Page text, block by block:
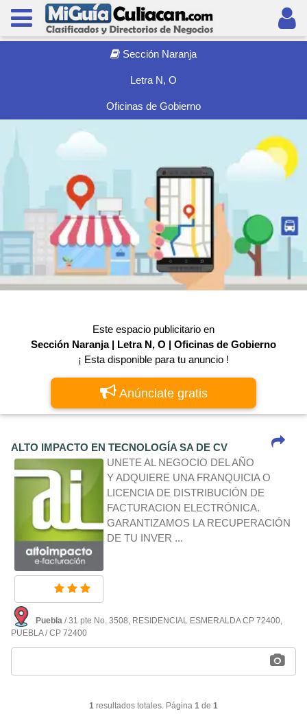
Sección Naranja
Letra N, O
Oficinas de Gobierno
Este espacio publicitario en
Sección Naranja | Letra N, O | Oficinas de Gobierno
¡ Esta disponible para tu anuncio !
Anúnciate gratis
ALTO IMPACTO EN TECNOLOGÍA SA DE CV
UNETE AL NEGOCIO DEL AÑO
Y ADQUIERE UNA FRANQUICIA O
LICENCIA DE DISTRIBUCIÓN DE
FACTURACION ELECTRÓNICA.
GARANTIZAMOS LA RECUPERACIÓN
DE TU INVER ...
Puebla / 31 pte No. 3508, RESIDENCIAL ESMERALDA CP 72400,
PUEBLA / CP 72400
1 resultados totales. Página 1 de 1